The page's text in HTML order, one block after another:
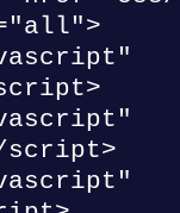
script>